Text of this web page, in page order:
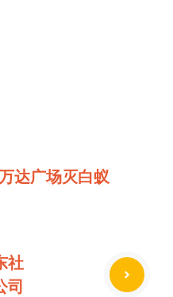
达广场灭白蚁
社
司